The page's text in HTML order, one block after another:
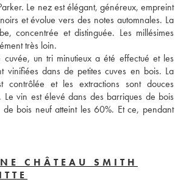
Le nez est élégant, généreux, empreint
et évolue vers des notes automnales. La
concentrée et distinguée. Les millésimes
très loin.
cuvée, un tri minutieux a été effectué et les
vinifiées dans de petites cuves en bois. La
contrôlée et les extractions sont douces
Le vin est élevé dans des barriques de bois
bois neuf atteint les 60%. Et ce, pendant
CHÂTEAU SMITH